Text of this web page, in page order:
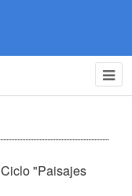
"Paisajes